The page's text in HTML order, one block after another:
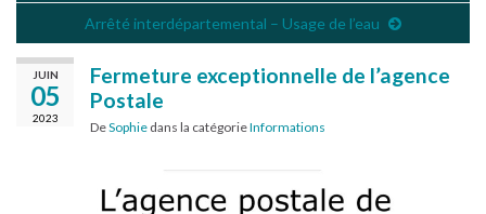
Arrêté interdépartemental – Usage de l’eau
JUIN
05
2023
Fermeture exceptionnelle de l’agence
Postale
DeSophie dans la catégorieInformations